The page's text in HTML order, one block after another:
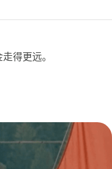
得更远。